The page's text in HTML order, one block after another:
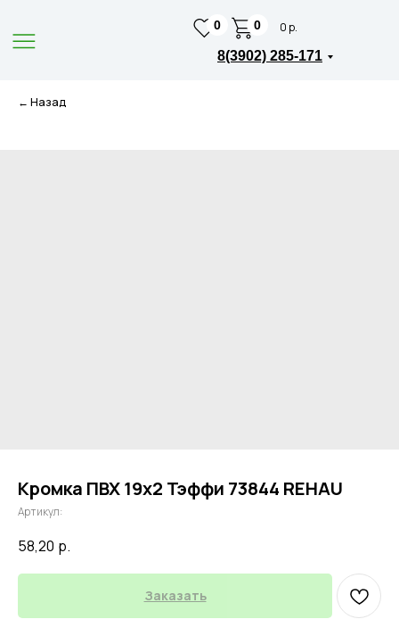
8(3902) 285-171
0 0 р.
0
← Назад
Кромка ПВХ 19х2 Тэффи 73844 REHAU
Артикул:
58,20 р.
Заказать